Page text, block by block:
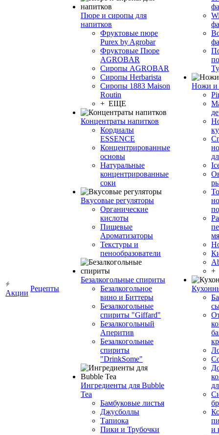
Акции
Рецепты
Пюре и сиропы для
напитков
Фруктовые пюре
Purex by Agrobar
Фруктовые Пюре
AGROBAR
Сиропы AGROBAR
Сиропы Herbarista
Сиропы 1883 Maison
Routin
+ ЕЩЕ
Концентраты напитков
Кордиалы
ESSENCE
Концентрированные
основы
Натуральные
концентрированные
соки
Вкусовые регуляторы
Органические
кислоты
Пищевые
Ароматизаторы
Текстуры и
пенообразователи
Безалкогольные спириты
Безалкогольное
вино и Биттеры
Безалкогольные
спириты "Giffard"
Безалкогольный
Аперитив
Безалкогольные
спириты
"DrinkSome"
Ингредиенты для Bubble
Tea
Бамбуковые листья
Джусболлы
Тапиока
Пики и Трубочки
Ножи и
+
и